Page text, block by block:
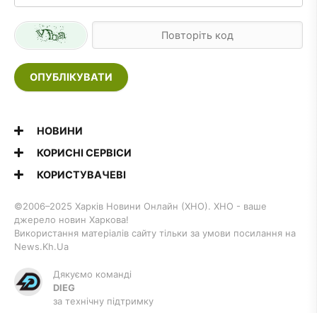
ОПУБЛІКУВАТИ
НОВИНИ
КОРИСНІ СЕРВІСИ
КОРИСТУВАЧЕВІ
©2006–2025 Харків Новини Онлайн (ХНО). ХНО - ваше
джерело новин Харкова!
Використання матеріалів сайту тільки за умови посилання на
News.Kh.Ua
Дякуємо команді
DIEG
за технічну підтримку